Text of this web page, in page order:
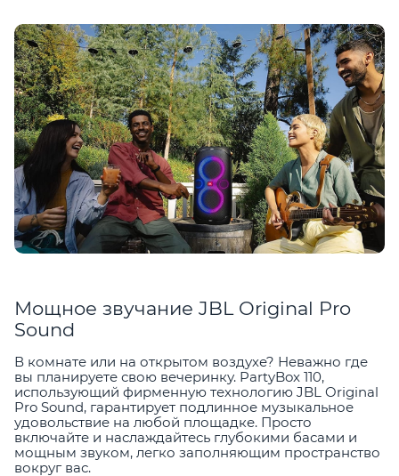
Мощное звучание JBL Original Pro
Sound
В комнате или на открытом воздухе? Неважно где
вы планируете свою вечеринку. PartyBox 110,
использующий фирменную технологию JBL Original
Pro Sound, гарантирует подлинное музыкальное
удовольствие на любой площадке. Просто
включайте и наслаждайтесь глубокими басами и
мощным звуком, легко заполняющим пространство
вокруг вас.